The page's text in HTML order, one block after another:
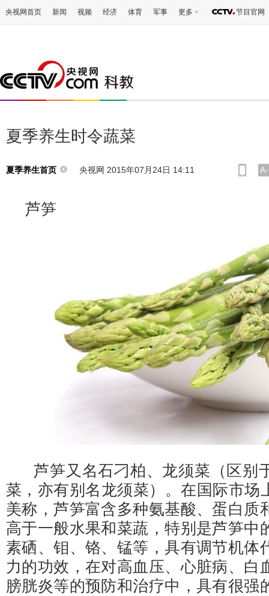
央视网首页 新闻 视频 经济 体育 军事 更多 节目官网
夏季养生时令蔬菜
夏季养生首页 央视网 2015年07月24日 14:11 A-
芦笋
芦笋又名石刁柏、龙须菜（区别
菜，亦有别名龙须菜）。在国际市场
美称，芦笋富含多种氨基酸、蛋白质
高于一般水果和菜蔬，特别是芦笋中
素硒、钼、铬、锰等，具有调节机体
力的功效，在对高血压、心脏病、白
膀胱炎等的预防和治疗中，具有很强